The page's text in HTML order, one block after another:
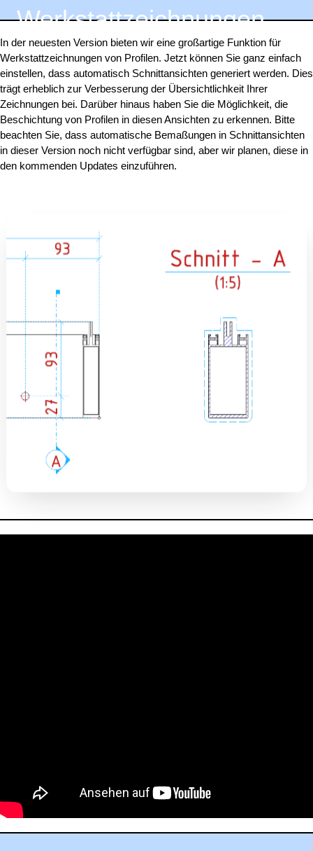
Werkstattzeichnungen
In der neuesten Version bieten wir eine großartige Funktion für
Werkstattzeichnungen von Profilen. Jetzt können Sie ganz einfach
einstellen, dass automatisch Schnittansichten generiert werden. Dies
trägt erheblich zur Verbesserung der Übersichtlichkeit Ihrer
Zeichnungen bei. Darüber hinaus haben Sie die Möglichkeit, die
Beschichtung von Profilen in diesen Ansichten zu erkennen. Bitte
beachten Sie, dass automatische Bemaßungen in Schnittansichten
in dieser Version noch nicht verfügbar sind, aber wir planen, diese in
den kommenden Updates einzuführen.